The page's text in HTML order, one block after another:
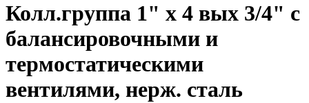
Колл.группа 1" х 4 вых 3/4" с
балансировочными и
термостатическими
вентилями, нерж. сталь